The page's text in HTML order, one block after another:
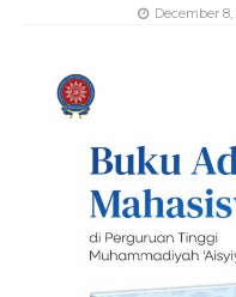
December 8,